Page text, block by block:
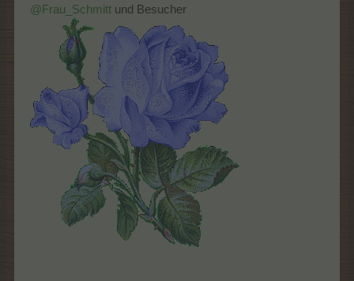
@Frau_Schmitt und Besucher